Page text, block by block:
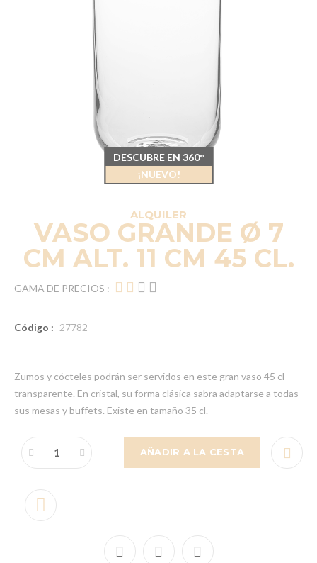
ALQUILER
VASO GRANDE Ø 7
CM ALT. 11 CM 45 CL.
GAMA DE PRECIOS :
Código : 27782
Zumos y cócteles podrán ser servidos en este gran vaso 45 cl
transparente. En cristal, su forma clásica sabra adaptarse a todas
sus mesas y buffets. Existe en tamaño 35 cl.
AÑADIR A LA CESTA
DESCUBRE EN 360°
¡NUEVO!